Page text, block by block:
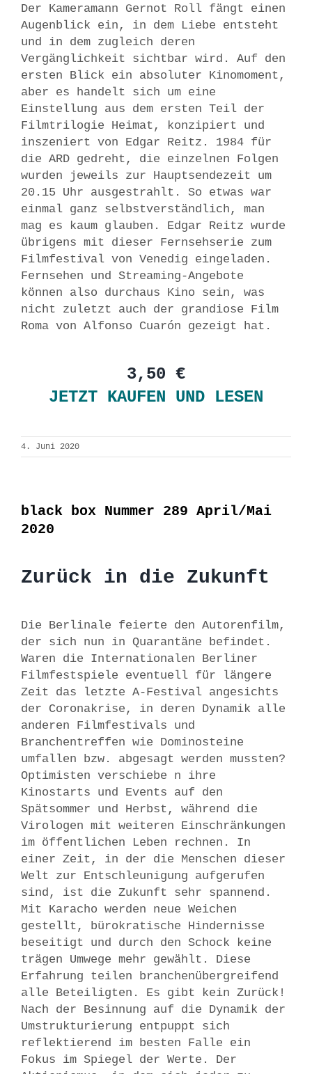
Der Kameramann Gernot Roll fängt einen
Augenblick ein, in dem Liebe entsteht
und in dem zugleich deren
Vergänglichkeit sichtbar wird. Auf den
ersten Blick ein absoluter Kinomoment,
aber es handelt sich um eine
Einstellung aus dem ersten Teil der
Filmtrilogie Heimat, konzipiert und
inszeniert von Edgar Reitz. 1984 für
die ARD gedreht, die einzelnen Folgen
wurden jeweils zur Hauptsendezeit um
20.15 Uhr ausgestrahlt. So etwas war
einmal ganz selbstverständlich, man
mag es kaum glauben. Edgar Reitz wurde
übrigens mit dieser Fernsehserie zum
Filmfestival von Venedig eingeladen.
Fernsehen und Streaming-Angebote
können also durchaus Kino sein, was
nicht zuletzt auch der grandiose Film
Roma von Alfonso Cuarón gezeigt hat.
3,50 €
JETZT KAUFEN UND LESEN
4. Juni 2020
black box Nummer 289 April/Mai
2020
Zurück in die Zukunft
Die Berlinale feierte den Autorenfilm,
der sich nun in Quarantäne befindet.
Waren die Internationalen Berliner
Filmfestspiele eventuell für längere
Zeit das letzte A-Festival angesichts
der Coronakrise, in deren Dynamik alle
anderen Filmfestivals und
Branchentreffen wie Dominosteine
umfallen bzw. abgesagt werden mussten?
Optimisten verschiebe n ihre
Kinostarts und Events auf den
Spätsommer und Herbst, während die
Virologen mit weiteren Einschränkungen
im öffentlichen Leben rechnen. In
einer Zeit, in der die Menschen dieser
Welt zur Entschleunigung aufgerufen
sind, ist die Zukunft sehr spannend.
Mit Karacho werden neue Weichen
gestellt, bürokratische Hindernisse
beseitigt und durch den Schock keine
trägen Umwege mehr gewählt. Diese
Erfahrung teilen branchenübergreifend
alle Beteiligten. Es gibt kein Zurück!
Nach der Besinnung auf die Dynamik der
Umstrukturierung entpuppt sich
reflektierend im besten Falle ein
Fokus im Spiegel der Werte. Der